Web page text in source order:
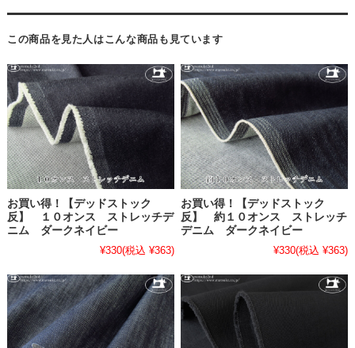
この商品を見た人はこんな商品も見ています
お買い得！【デッドストック
反】 １０オンス ストレッチデ
ニム ダークネイビー
¥330(税込 ¥363)
お買い得！【デッドストック
反】 約１０オンス ストレッチ
デニム ダークネイビー
¥330(税込 ¥363)